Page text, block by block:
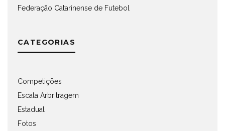
Federação Catarinense de Futebol
CATEGORIAS
Competições
Escala Arbritragem
Estadual
Fotos